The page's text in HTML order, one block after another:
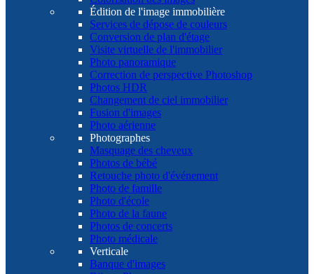
Édition de l'image immobilière
Services de dépose de couleurs
Conversion de plan d'étage
Visite virtuelle de l'immobilier
Photo panoramique
Correction de perspective Photoshop
Photos HDR
Changement de ciel immobilier
Fusion d'images
Photo aérienne
Photographes
Masquage des cheveux
Photos de bébé
Retouche photo d'événement
Photo de famille
Photo d'école
Photo de la faune
Photos de concerts
Photo médicale
Verticale
Banque d'images